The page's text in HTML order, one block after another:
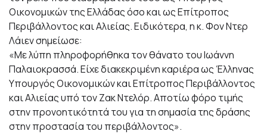
Οικονομικών της Ελλάδας όσο και ως Επίτροπος
Περιβάλλοντος και Αλιείας. Ειδικότερα, η κ. Φον Ντερ
Λάιεν σημείωσε:
«Με λύπη πληροφορήθηκα τον θάνατο του Ιωάννη
Παλαιοκρασσά. Είχε διακεκριμένη καριέρα ως Έλληνας
Υπουργός Οικονομικών και Επίτροπος Περιβάλλοντος
και Αλιείας υπό τον Ζακ Ντελόρ. Aποτίω φόρο τιμής
στην προνοητικότητά του για τη σημασία της δράσης
στην προστασία του περιβάλλοντος».